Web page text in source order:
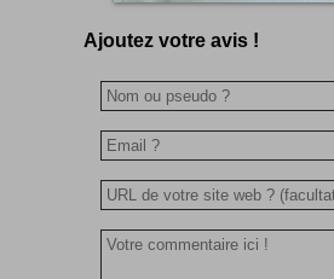
Ajoutez votre avis !